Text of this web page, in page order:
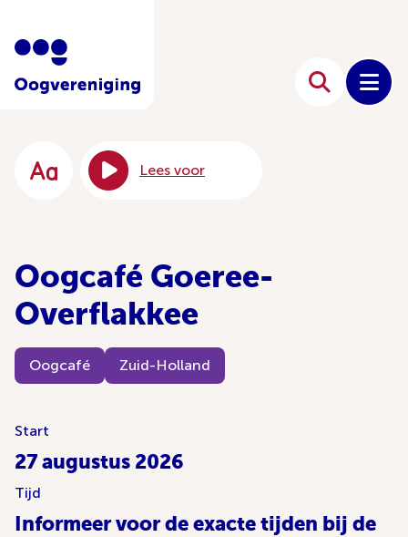
Lees voor
Oogcafé Goeree-
Overflakkee
Oogcafé Zuid-Holland
Start
27 augustus 2026
Tijd
Informeer voor de exacte tijden bij de